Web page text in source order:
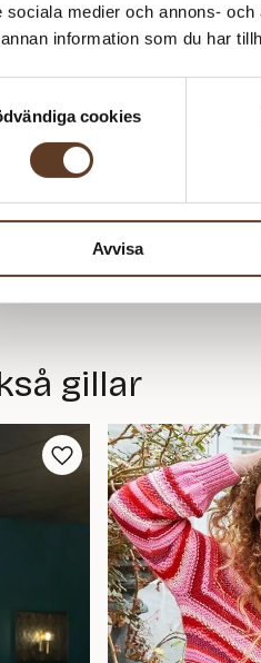
sociala medier och annons-
information som du har
cookies
Avvisa
gillar